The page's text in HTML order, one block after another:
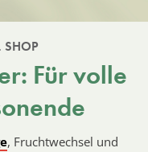
SHOP
Für volle
, Fruchtwechsel und